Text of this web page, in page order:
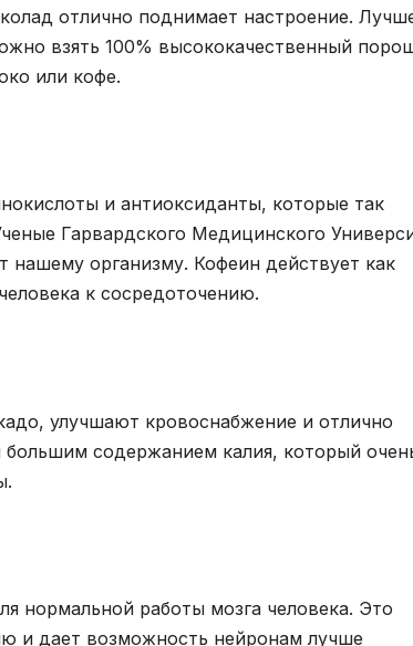
отлично поднимает настроение.
взять 100% высококачественный
или кофе.
и антиоксиданты, которые так
Гарвардского Медицинского
организму. Кофеин действует как
к сосредоточению.
улучшают кровоснабжение и отлично
большим содержанием калия, который
нормальной работы мозга человека. Это
и дает возможность нейронам лучше